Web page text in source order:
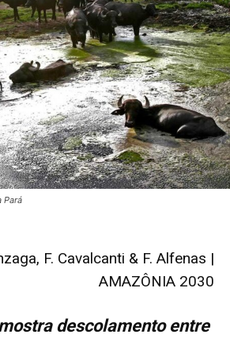
Pará
F. Cavalcanti & F. Alfenas |
AMAZÔNIA 2030
descolamento entre